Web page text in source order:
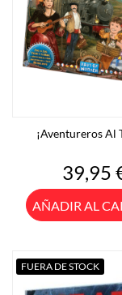
¡Aventureros Al
Precio
39,95
AÑADIR AL
FUERA DE STOCK